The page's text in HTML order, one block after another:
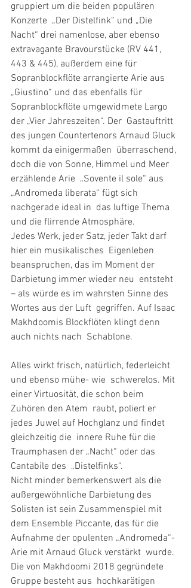
gruppiert um die beiden populären
Konzerte  „Der Distelfink“ und „Die
Nacht“ drei namenlose, aber ebenso
extravagante Bravourstücke (RV 441,
443 & 445), außerdem eine für
Sopranblockflöte arrangierte Arie aus
„Giustino“ und das ebenfalls für
Sopranblockflöte umgewidmete Largo
der „Vier Jahreszeiten“. Der  Gastauftritt
des jungen Countertenors Arnaud Gluck
kommt da einigermaßen  überraschend,
doch die von Sonne, Himmel und Meer
erzählende Arie  „Sovente il sole“ aus
„Andromeda liberata“ fügt sich
nachgerade ideal in  das luftige Thema
und die flirrende Atmosphäre.
Jedes Werk, jeder Satz, jeder Takt darf
hier ein musikalisches  Eigenleben
beanspruchen, das im Moment der
Darbietung immer wieder neu  entsteht
– als würde es im wahrsten Sinne des
Wortes aus der Luft  gegriffen. Auf Isaac
Makhdoomis Blockflöten klingt denn
auch nichts nach  Schablone.
Alles wirkt frisch, natürlich, federleicht
und ebenso mühe- wie  schwerelos. Mit
einer Virtuosität, die schon beim
Zuhören den Atem  raubt, poliert er
jedes Juwel auf Hochglanz und findet
gleichzeitig die  innere Ruhe für die
Traumphasen der „Nacht“ oder das
Cantabile des  „Distelfinks“.
Nicht minder bemerkenswert als die
außergewöhnliche Darbietung des
Solisten ist sein Zusammenspiel mit
dem Ensemble Piccante, das für die
Aufnahme der opulenten „Andromeda“-
Arie mit Arnaud Gluck verstärkt  wurde.
Die von Makhdoomi 2018 gegründete
Gruppe besteht aus  hochkarätigen